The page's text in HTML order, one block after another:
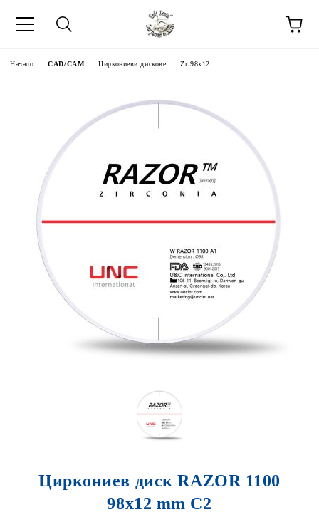
Начало CAD/CAM Циркониеви дискове Zr 98x12
Циркониев диск RAZOR 1100
98x12 mm C2